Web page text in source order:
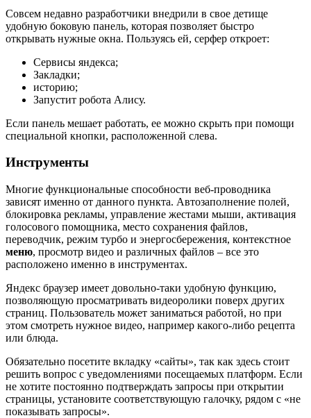
Совсем недавно разработчики внедрили в свое детище
удобную боковую панель, которая позволяет быстро
открывать нужные окна. Пользуясь ей, серфер откроет:
Сервисы яндекса;
Закладки;
историю;
Запустит робота Алису.
Если панель мешает работать, ее можно скрыть при помощи
специальной кнопки, расположенной слева.
Инструменты
Многие функциональные способности веб-проводника
зависят именно от данного пункта. Автозаполнение полей,
блокировка рекламы, управление жестами мыши, активация
голосового помощника, место сохранения файлов,
переводчик, режим турбо и энергосбережения, контекстное
меню, просмотр видео и различных файлов – все это
расположено именно в инструментах.
Яндекс браузер имеет довольно-таки удобную функцию,
позволяющую просматривать видеоролики поверх других
страниц. Пользователь может заниматься работой, но при
этом смотреть нужное видео, например какого-либо рецепта
или блюда.
Обязательно посетите вкладку «сайты», так как здесь стоит
решить вопрос с уведомлениями посещаемых платформ. Если
не хотите постоянно подтверждать запросы при открытии
страницы, установите соответствующую галочку, рядом с «не
показывать запросы».